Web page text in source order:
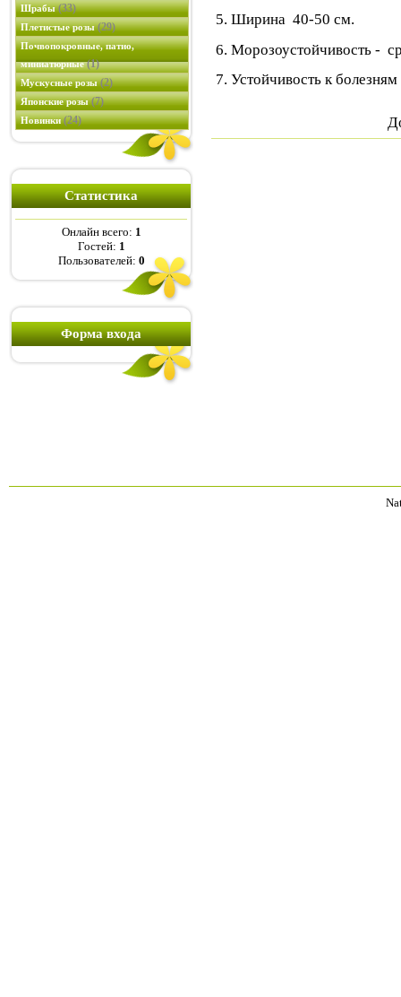
Шрабы(33)
Плетистые розы(29)
Почвопокровные, патио,
миниатюрные(1)
Мускусные розы(2)
Японские розы(7)
Новинки(24)
Статистика
Онлайн всего: 1
Гостей: 1
Пользователей: 0
Форма входа
5. Ширина 40-50 см.
6. Морозоустойчивость -
7. Устойчивость к